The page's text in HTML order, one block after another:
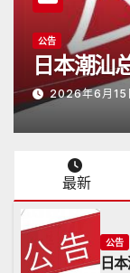
潮商会际互访
2026年5
访日
2026年5月17
最新
公告
日